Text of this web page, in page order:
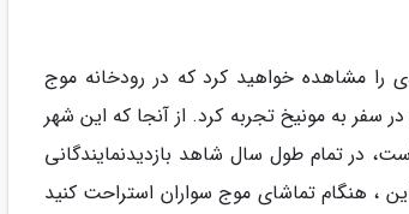
را مشاهده خواهید کرد که در رودخانه موج
به مونیخ تجربه کرد. از آنجا که این شهر
در تمام طول سال شاهد بازدیدنمایندگانی
، هنگام تماشای موج سواران استراحت کنید